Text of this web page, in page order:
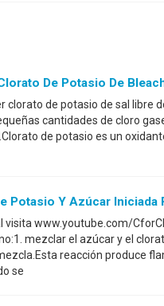
De Potasio De
clorato de potasio de sal libre
cantidades de cloro
de potasio es un
Potasio Y Azúcar
visita www.youtube.com/
mezclar el azúcar y el
reacción produce
se